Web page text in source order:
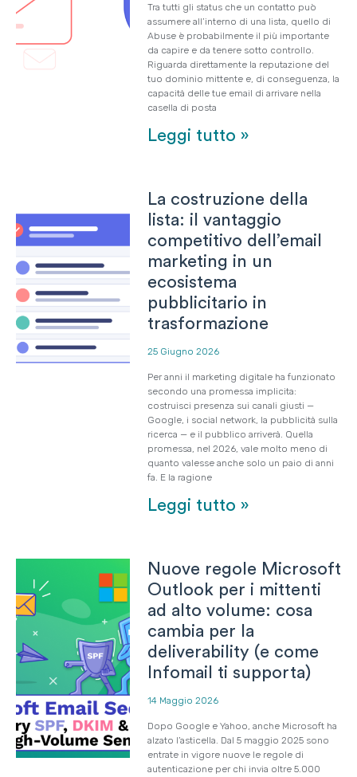
Tra tutti gli status che un contatto può
assumere all’interno di una lista, quello di
Abuse è probabilmente il più importante
da capire e da tenere sotto controllo.
Riguarda direttamente la reputazione del
tuo dominio mittente e, di conseguenza, la
capacità delle tue email di arrivare nella
casella di posta
Leggi tutto »
La costruzione della
lista: il vantaggio
competitivo dell’email
marketing in un
ecosistema
pubblicitario in
trasformazione
25 Giugno 2026
Per anni il marketing digitale ha funzionato
secondo una promessa implicita:
costruisci presenza sui canali giusti —
Google, i social network, la pubblicità sulla
ricerca — e il pubblico arriverà. Quella
promessa, nel 2026, vale molto meno di
quanto valesse anche solo un paio di anni
fa. E la ragione
Leggi tutto »
Nuove regole Microsoft
Outlook per i mittenti
ad alto volume: cosa
cambia per la
deliverability (e come
Infomail ti supporta)
14 Maggio 2026
Dopo Google e Yahoo, anche Microsoft ha
alzato l’asticella. Dal 5 maggio 2025 sono
entrate in vigore nuove le regole di
autenticazione per chi invia oltre 5.000